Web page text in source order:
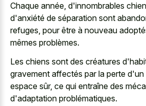
Chaque année, d'innombrables
d'anxiété de séparation sont
refuges, pour être à nouveau
mêmes problèmes.
Les chiens sont des créatures
gravement affectés par la perte
espace sûr, ce qui entraîne des
d'adaptation problématiques.